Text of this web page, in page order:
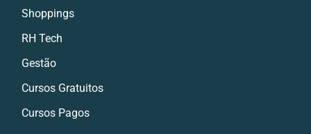
Shoppings
RH Tech
Gestão
Cursos Gratuitos
Cursos Pagos